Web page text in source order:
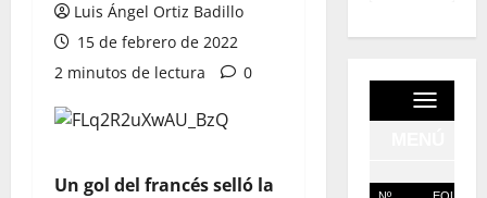
Luis Ángel Ortiz Badillo
15 de febrero de 2022
2 minutos de lectura
0
Un gol del francés selló la